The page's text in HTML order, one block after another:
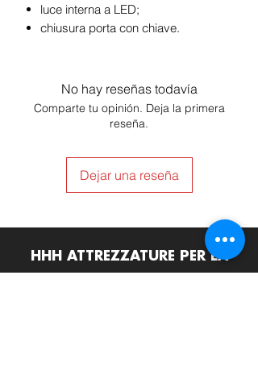
luce interna a LED;
chiusura porta con chiave.
No hay reseñas todavía
Comparte tu opinión. Deja la primera
reseña.
Dejar una reseña
HHH ATTREZZATURE PER LA